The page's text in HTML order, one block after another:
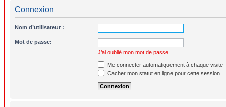
Connexion
Nom d’utilisateur :
Mot de passe:
J’ai oublié mon mot de passe
Me connecter automatiquement à chaque visite
Cacher mon statut en ligne pour cette session